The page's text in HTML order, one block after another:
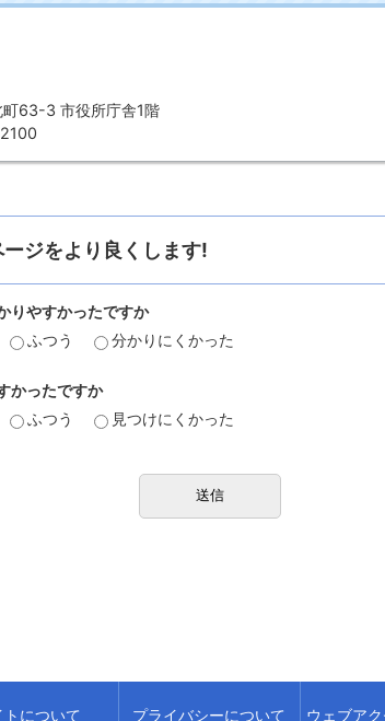
63-3 市役所庁舎1階
ジをより良くします!
りやすかったですか
ふつう 分かりにくかった
かったですか
ふつう 見つけにくかった
トについて プライバシーについて ウェブア